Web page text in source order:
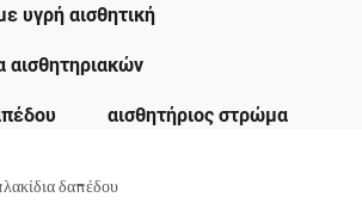
υγρή αισθητική
αισθητηριακών
αισθητήριος στρώμα
δαπέδου